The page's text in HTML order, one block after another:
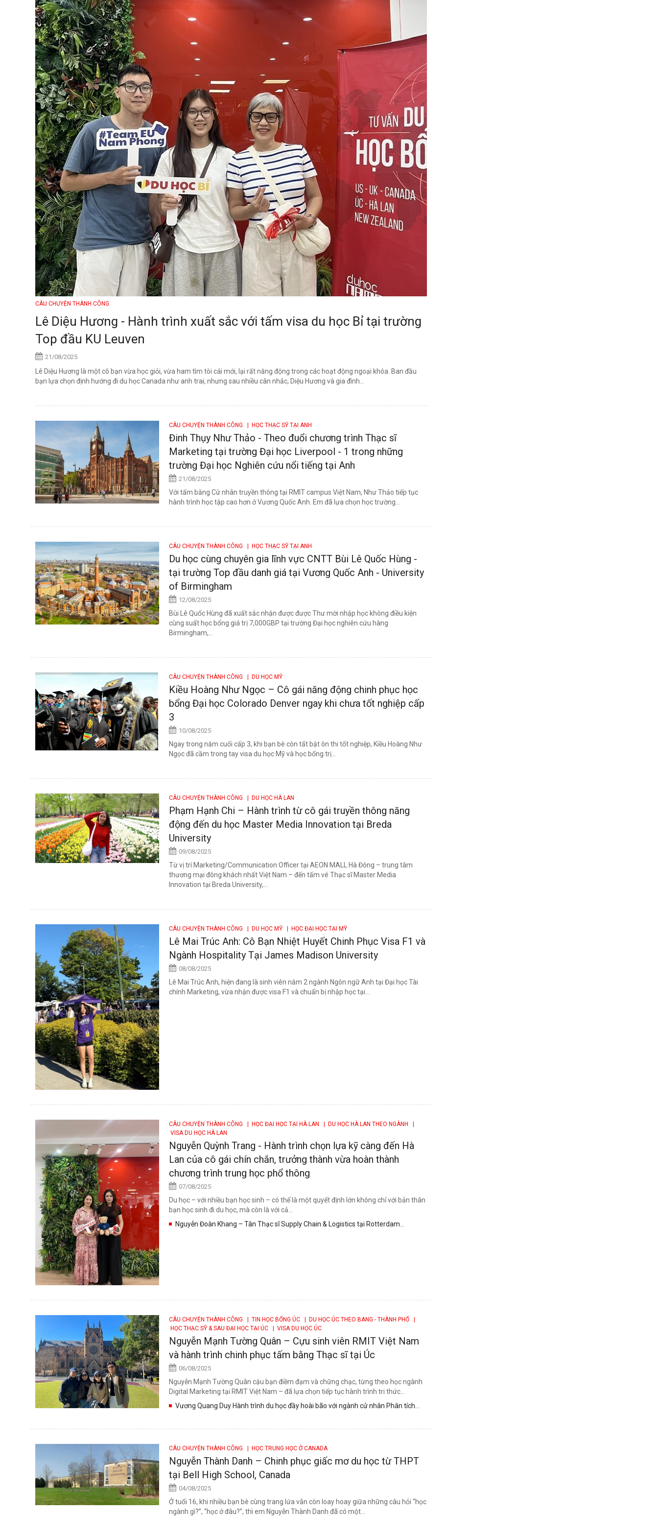
CÂU CHUYỆN THÀNH CÔNG
Lê Diệu Hương - Hành trình xuất sắc với tấm visa du học Bỉ tại trường
Top đầu KU Leuven
21/08/2025
Lê Diệu Hương là một cô bạn vừa học giỏi, vừa ham tìm tòi cái mới, lại rất năng động trong các hoạt động ngoại khóa. Ban đầu
bạn lựa chọn định hướng đi du học Canada như anh trai, nhưng sau nhiều cân nhắc, Diệu Hương và gia đình...
CÂU CHUYỆN THÀNH CÔNG | HỌC THẠC SỸ TẠI ANH
Đinh Thụy Như Thảo - Theo đuổi chương trình Thạc sĩ
Marketing tại trường Đại học Liverpool - 1 trong những
trường Đại học Nghiên cứu nổi tiếng tại Anh
21/08/2025
Với tấm bằng Cử nhân truyền thông tại RMIT campus Việt Nam, Như Thảo tiếp tục
hành trình học tập cao hơn ở Vương Quốc Anh. Em đã lựa chọn học trường...
CÂU CHUYỆN THÀNH CÔNG | HỌC THẠC SỸ TẠI ANH
Du học cùng chuyên gia lĩnh vực CNTT Bùi Lê Quốc Hùng -
tại trường Top đầu danh giá tại Vương Quốc Anh - University
of Birmingham
12/08/2025
Bùi Lê Quốc Hùng đã xuất sắc nhận được được Thư mời nhập học không điều kiện
cùng suất học bổng giá trị 7,000GBP tại trường Đại học nghiên cứu hàng
Birmingham,...
CÂU CHUYỆN THÀNH CÔNG | DU HỌC MỸ
Kiều Hoàng Như Ngọc – Cô gái năng động chinh phục học
bổng Đại học Colorado Denver ngay khi chưa tốt nghiệp cấp
3
10/08/2025
Ngay trong năm cuối cấp 3, khi bạn bè còn tất bật ôn thi tốt nghiệp, Kiều Hoàng Như
Ngọc đã cầm trong tay visa du học Mỹ và học bổng trị...
CÂU CHUYỆN THÀNH CÔNG | DU HỌC HÀ LAN
Phạm Hạnh Chi – Hành trình từ cô gái truyền thông năng
động đến du học Master Media Innovation tại Breda
University
09/08/2025
Từ vị trí Marketing/Communication Officer tại AEON MALL Hà Đông – trung tâm
thương mại đông khách nhất Việt Nam – đến tấm vé Thạc sĩ Master Media
Innovation tại Breda University,...
CÂU CHUYỆN THÀNH CÔNG | DU HỌC MỸ | HỌC ĐẠI HỌC TẠI MỸ
Lê Mai Trúc Anh: Cô Bạn Nhiệt Huyết Chinh Phục Visa F1 và
Ngành Hospitality Tại James Madison University
08/08/2025
Lê Mai Trúc Anh, hiện đang là sinh viên năm 2 ngành Ngôn ngữ Anh tại Đại học Tài
chính Marketing, vừa nhận được visa F1 và chuẩn bị nhập học tại...
CÂU CHUYỆN THÀNH CÔNG | HỌC ĐẠI HỌC TẠI HÀ LAN | DU HỌC HÀ LAN THEO NGÀNH
VISA DU HỌC HÀ LAN
Nguyễn Quỳnh Trang - Hành trình chọn lựa kỹ càng đến Hà
Lan của cô gái chín chắn, trưởng thành vừa hoàn thành
chương trình trung học phổ thông
07/08/2025
Du học – với nhiều bạn học sinh – có thể là một quyết định lớn không chỉ với bản thân
bạn học sinh đi du học, mà còn là với cả...
Nguyễn Đoàn Khang – Tân Thạc sĩ Supply Chain & Logistics tại Rotterdam
CÂU CHUYỆN THÀNH CÔNG | TIN HỌC BỔNG ÚC | DU HỌC ÚC THEO BANG - THÀNH PHỐ
|
HỌC THẠC SỸ & SAU ĐẠI HỌC TẠI ÚC
| VISA DU HỌC ÚC
Nguyễn Mạnh Tường Quân – Cựu sinh viên RMIT Việt Nam
và hành trình chinh phục tấm bằng Thạc sĩ tại Úc
06/08/2025
Nguyễn Mạnh Tường Quân cậu bạn điềm đạm và chững chạc, từng theo học ngành
Digital Marketing tại RMIT Việt Nam – đã lựa chọn tiếp tục hành trình tri thức...
Vương Quang Duy Hành trình du học đầy hoài bão với ngành cử nhân Phân tích
CÂU CHUYỆN THÀNH CÔNG | HỌC TRUNG HỌC Ở CANADA
Nguyễn Thành Danh – Chinh phục giấc mơ du học từ THPT
tại Bell High School, Canada
04/08/2025
Ở tuổi 16, khi nhiều bạn bè cùng trang lứa vẫn còn loay hoay giữa những câu hỏi “học
ngành gì?”, “học ở đâu?”, thì em Nguyễn Thành Danh đã có một...